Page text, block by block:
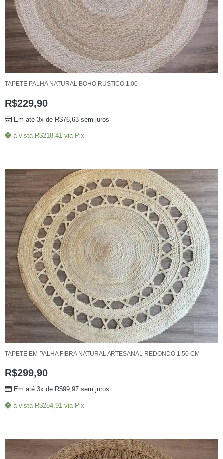
TAPETE PALHA NATURAL BOHO RUSTICO 1,00
R$229,90
Em até 3x de R$76,63 sem juros
à vista R$218,41 via Pix
TAPETE EM PALHA FIBRA NATURAL ARTESANAL REDONDO 1,50 CM
R$299,90
Em até 3x de R$99,97 sem juros
à vista R$284,91 via Pix